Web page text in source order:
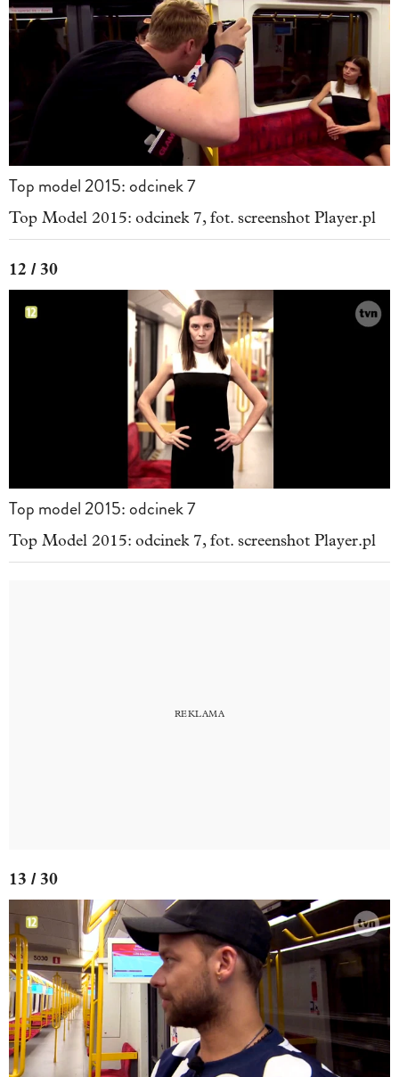
Top model 2015: odcinek 7
Top Model 2015: odcinek 7, fot. screenshot Player.pl
12 / 30
Top model 2015: odcinek 7
Top Model 2015: odcinek 7, fot. screenshot Player.pl
13 / 30